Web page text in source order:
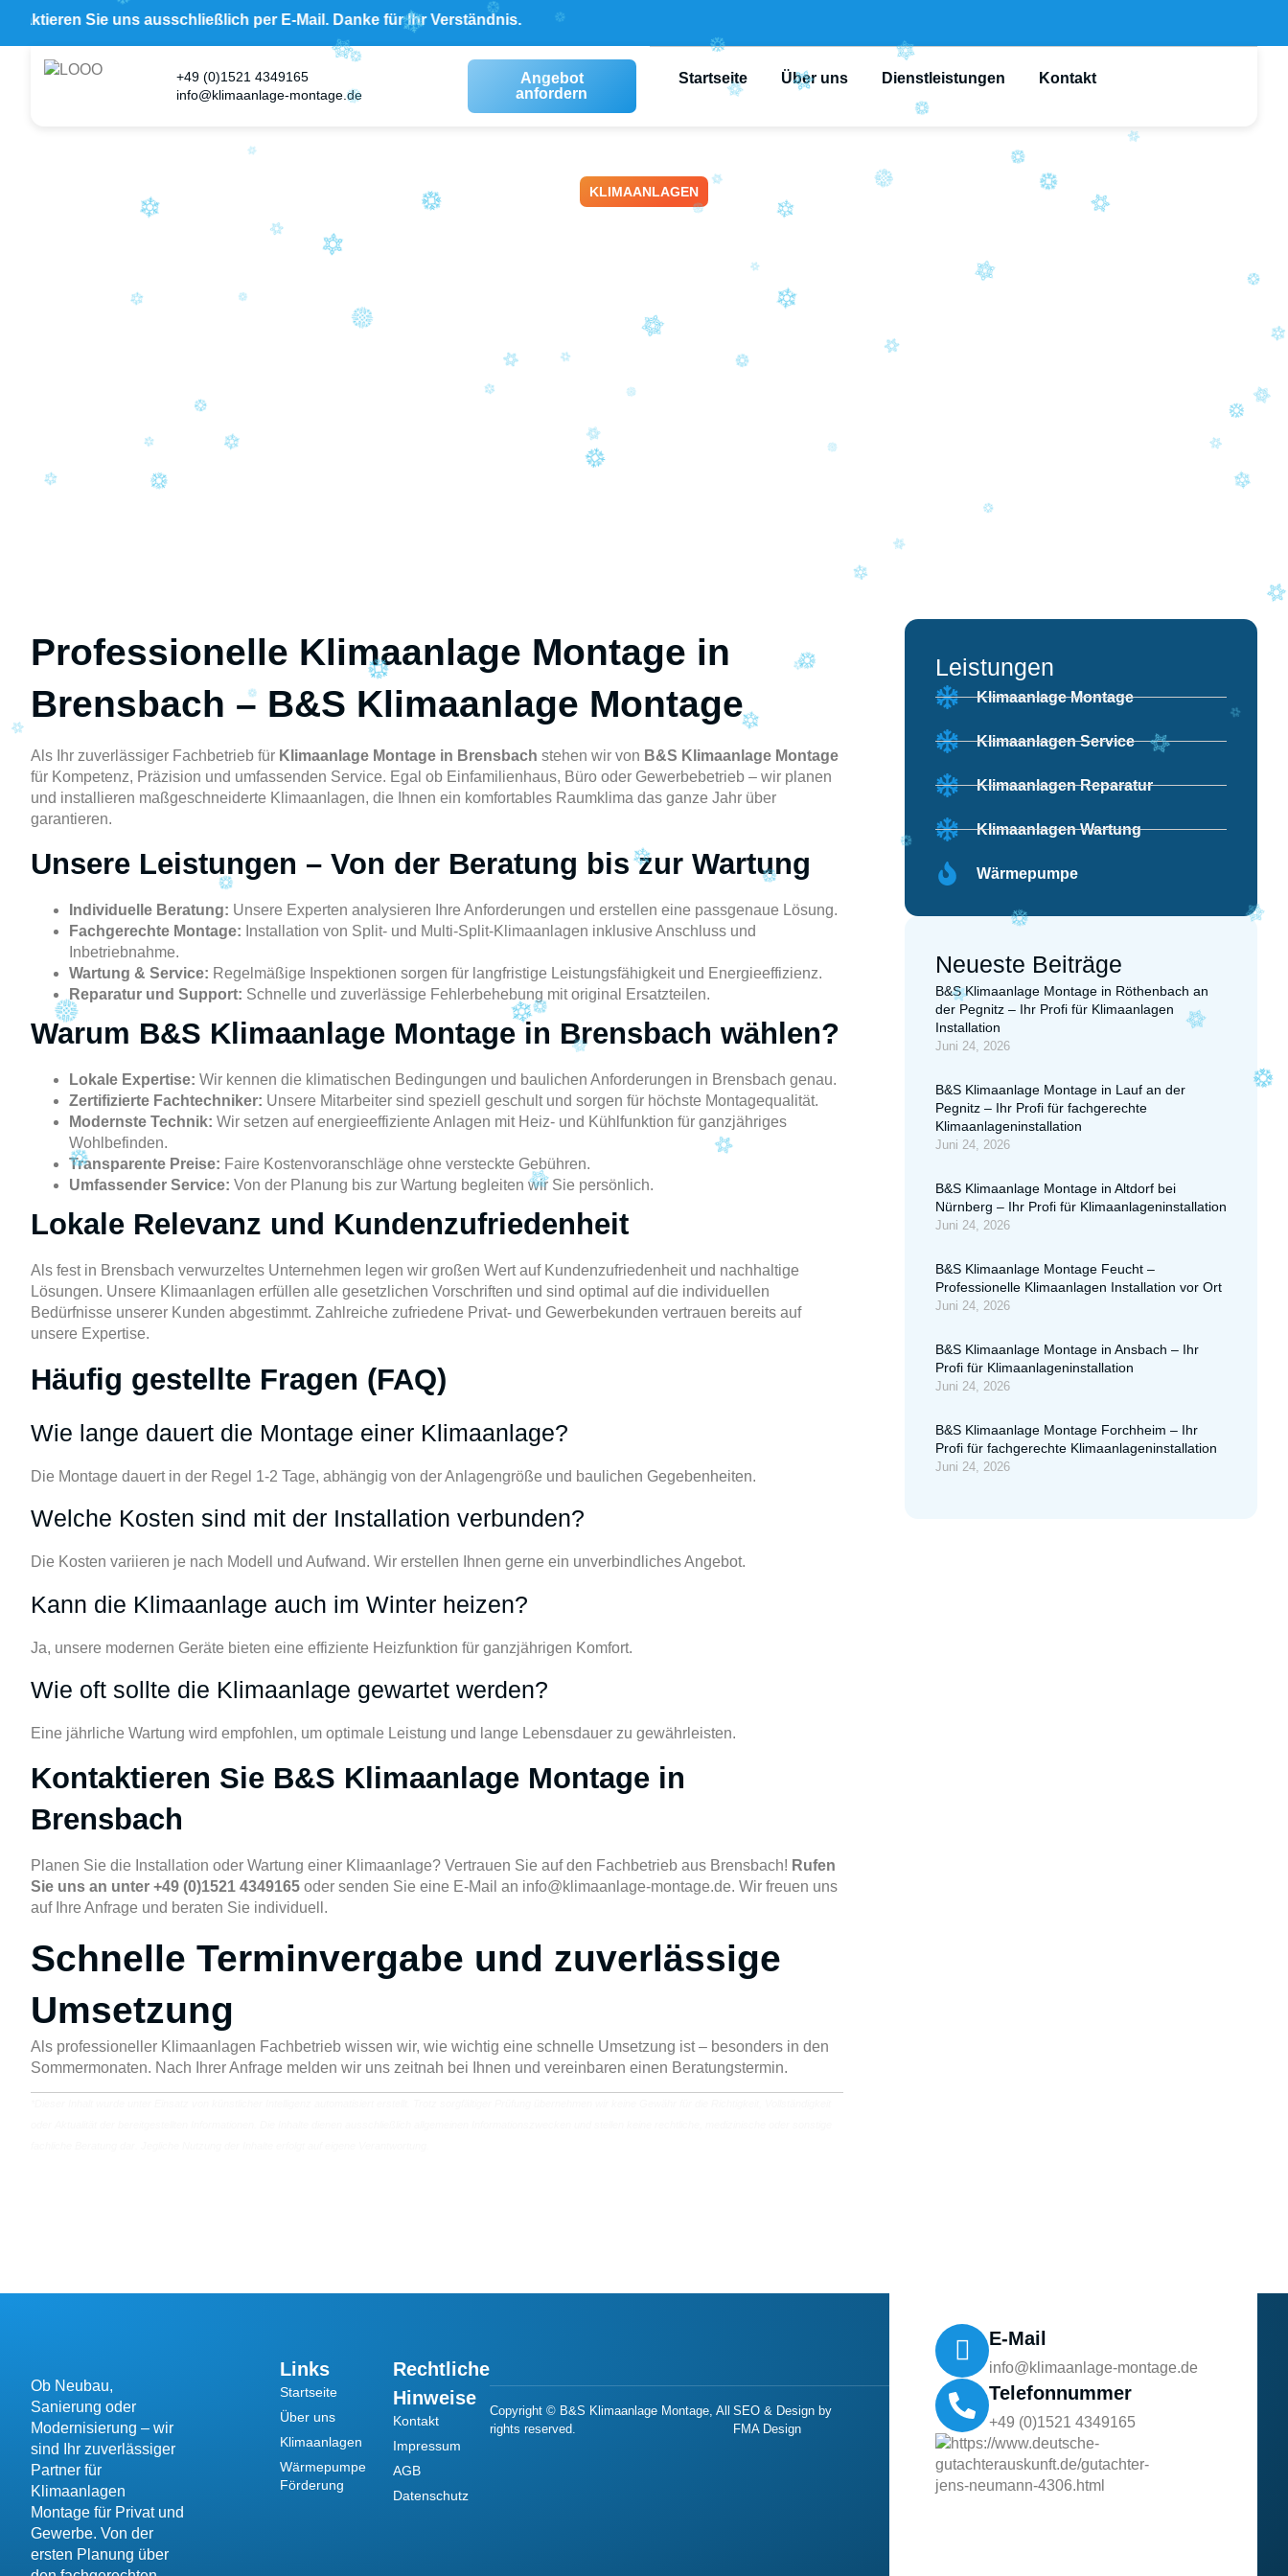
uns ausschließlich per E-Mail. Danke für Ihr Verständnis.
+49 (0)1521 4349165
info@klimaanlage-montage.de
Angebot
anfordern
Startseite Über uns Dienstleistungen Kontakt
KLIMAANLAGEN
B&S Klimaanlage Montage Brensbach
– Ihr Profi für Klimaanlageninstallation
vor Ort
Professionelle Klimaanlage Montage in
Brensbach – B&S Klimaanlage Montage
Als Ihr zuverlässiger Fachbetrieb für Klimaanlage Montage in Brensbach stehen wir von B&S Klimaanlage Montage
für Kompetenz, Präzision und umfassenden Service. Egal ob Einfamilienhaus, Büro oder Gewerbebetrieb – wir planen
und installieren maßgeschneiderte Klimaanlagen, die Ihnen ein komfortables Raumklima das ganze Jahr über
garantieren.
Unsere Leistungen – Von der Beratung bis zur Wartung
Individuelle Beratung: Unsere Experten analysieren Ihre Anforderungen und erstellen eine passgenaue Lösung.
Fachgerechte Montage: Installation von Split- und Multi-Split-Klimaanlagen inklusive Anschluss und
Inbetriebnahme.
Wartung & Service: Regelmäßige Inspektionen sorgen für langfristige Leistungsfähigkeit und Energieeffizienz.
Reparatur und Support: Schnelle und zuverlässige Fehlerbehebung mit original Ersatzteilen.
Warum B&S Klimaanlage Montage in Brensbach wählen?
Lokale Expertise: Wir kennen die klimatischen Bedingungen und baulichen Anforderungen in Brensbach genau.
Zertifizierte Fachtechniker: Unsere Mitarbeiter sind speziell geschult und sorgen für höchste Montagequalität.
Modernste Technik: Wir setzen auf energieeffiziente Anlagen mit Heiz- und Kühlfunktion für ganzjähriges
Wohlbefinden.
Transparente Preise: Faire Kostenvoranschläge ohne versteckte Gebühren.
Umfassender Service: Von der Planung bis zur Wartung begleiten wir Sie persönlich.
Lokale Relevanz und Kundenzufriedenheit
Als fest in Brensbach verwurzeltes Unternehmen legen wir großen Wert auf Kundenzufriedenheit und nachhaltige
Lösungen. Unsere Klimaanlagen erfüllen alle gesetzlichen Vorschriften und sind optimal auf die individuellen
Bedürfnisse unserer Kunden abgestimmt. Zahlreiche zufriedene Privat- und Gewerbekunden vertrauen bereits auf
unsere Expertise.
Häufig gestellte Fragen (FAQ)
Wie lange dauert die Montage einer Klimaanlage?
Die Montage dauert in der Regel 1-2 Tage, abhängig von der Anlagengröße und baulichen Gegebenheiten.
Welche Kosten sind mit der Installation verbunden?
Die Kosten variieren je nach Modell und Aufwand. Wir erstellen Ihnen gerne ein unverbindliches Angebot.
Kann die Klimaanlage auch im Winter heizen?
Ja, unsere modernen Geräte bieten eine effiziente Heizfunktion für ganzjährigen Komfort.
Wie oft sollte die Klimaanlage gewartet werden?
Eine jährliche Wartung wird empfohlen, um optimale Leistung und lange Lebensdauer zu gewährleisten.
Kontaktieren Sie B&S Klimaanlage Montage in
Brensbach
Planen Sie die Installation oder Wartung einer Klimaanlage? Vertrauen Sie auf den Fachbetrieb aus Brensbach! Rufen
Sie uns an unter +49 (0)1521 4349165 oder senden Sie eine E-Mail an info@klimaanlage-montage.de. Wir freuen uns
auf Ihre Anfrage und beraten Sie individuell.
Schnelle Terminvergabe und zuverlässige
Umsetzung
Als professioneller Klimaanlagen Fachbetrieb wissen wir, wie wichtig eine schnelle Umsetzung ist – besonders in den
Sommermonaten. Nach Ihrer Anfrage melden wir uns zeitnah bei Ihnen und vereinbaren einen Beratungstermin.
Leistungen
Klimaanlage Montage
Klimaanlagen Service
Klimaanlagen Reparatur
Klimaanlagen Wartung
Wärmepumpe
Neueste Beiträge
B&S Klimaanlage Montage in Röthenbach an
der Pegnitz – Ihr Profi für Klimaanlagen
Installation
Juni 24, 2026
B&S Klimaanlage Montage in Lauf an der
Pegnitz – Ihr Profi für fachgerechte
Klimaanlageninstallation
Juni 24, 2026
B&S Klimaanlage Montage in Altdorf bei
Nürnberg – Ihr Profi für Klimaanlageninstallation
Juni 24, 2026
B&S Klimaanlage Montage Feucht –
Professionelle Klimaanlagen Installation vor Ort
Juni 24, 2026
B&S Klimaanlage Montage in Ansbach – Ihr
Profi für Klimaanlageninstallation
Juni 24, 2026
B&S Klimaanlage Montage Forchheim – Ihr
Profi für fachgerechte Klimaanlageninstallation
Juni 24, 2026
Ob Neubau,
Sanierung oder
Modernisierung – wir
sind Ihr zuverlässiger
Partner für
Klimaanlagen
Montage für Privat und
Gewerbe. Von der
ersten Planung über
Links
Startseite
Über uns
Klimaanlagen
Wärmepumpe
Förderung
Rechtliche
Hinweise
Kontakt
Impressum
AGB
Datenschutz
Copyright © B&S Klimaanlage Montage, All
rights reserved.
SEO & Design by
FMA Design
E-Mail
info@klimaanlage-montage.de
Telefonnummer
+49 (0)1521 4349165